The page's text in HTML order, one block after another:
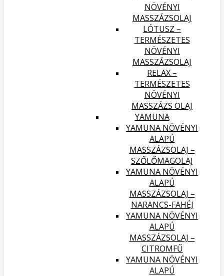
NÖVÉNYI
MASSZÁZSOLAJ
LÓTUSZ –
TERMÉSZETES
NÖVÉNYI
MASSZÁZSOLAJ
RELAX –
TERMÉSZETES
NÖVÉNYI
MASSZÁZS OLAJ
YAMUNA
YAMUNA NÖVÉNYI
ALAPÚ
MASSZÁZSOLAJ –
SZŐLŐMAGOLAJ
YAMUNA NÖVÉNYI
ALAPÚ
MASSZÁZSOLAJ –
NARANCS-FAHÉJ
YAMUNA NÖVÉNYI
ALAPÚ
MASSZÁZSOLAJ –
CITROMFŰ
YAMUNA NÖVÉNYI
ALAPÚ